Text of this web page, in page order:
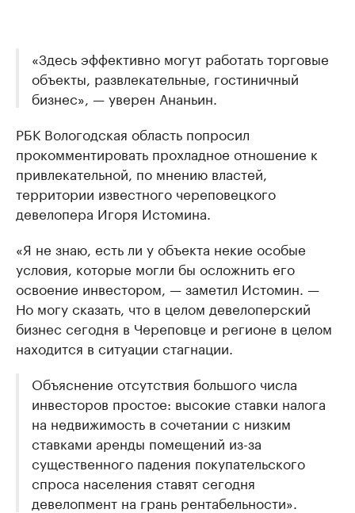
«Здесь эффективно могут работать торговые
объекты, развлекательные, гостиничный
бизнес», — уверен Ананьин.
РБК Вологодская область попросил
прокомментировать прохладное отношение к
привлекательной, по мнению властей,
территории известного череповецкого
девелопера Игоря Истомина.
«Я не знаю, есть ли у объекта некие особые
условия, которые могли бы осложнить его
освоение инвестором, — заметил Истомин. —
Но могу сказать, что в целом девелоперский
бизнес сегодня в Череповце и регионе в целом
находится в ситуации стагнации.
Объяснение отсутствия большого числа
инвесторов простое: высокие ставки налога
на недвижимость в сочетании с низким
ставками аренды помещений из-за
существенного падения покупательского
спроса населения ставят сегодня
девелопмент на грань рентабельности».